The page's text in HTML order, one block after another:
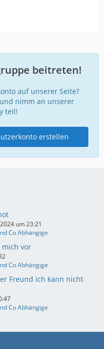
beitreten!
auf unserer Seite?
und nimm an unserer
teil!
erstellen
um 23:21
Co Abhängige
mich vor
Co Abhängige
Freund ich kann nicht
Co Abhängige